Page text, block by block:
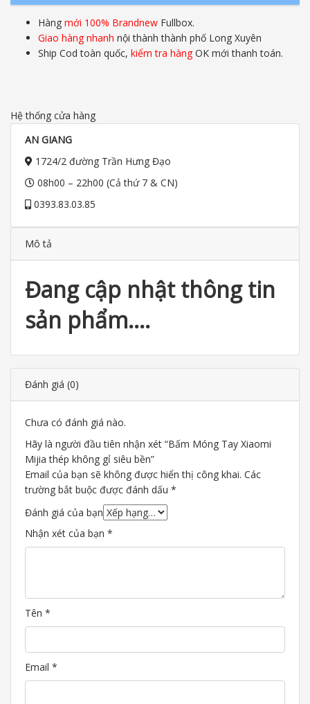
Hàng mới 100% Brandnew Fullbox.
Giao hàng nhanh nội thành thành phố Long Xuyên
Ship Cod toàn quốc, kiểm tra hàng OK mới thanh toán.
Hệ thống cửa hàng
AN GIANG
1724/2 đường Trần Hưng Đạo
08h00 – 22h00 (Cả thứ 7 & CN)
0393.83.03.85
Mô tả
Đang cập nhật thông tin
sản phẩm….
Đánh giá (0)
Chưa có đánh giá nào.
Hãy là người đầu tiên nhận xét “Bấm Móng Tay Xiaomi
Mijia thép không gỉ siêu bền”
Email của bạn sẽ không được hiển thị công khai. Các
trường bắt buộc được đánh dấu *
Đánh giá của bạn
Nhận xét của bạn *
Tên *
Email *